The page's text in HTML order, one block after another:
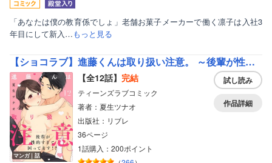
「あなたは僕の教育係でしょ」老舗お菓子メーカーで働く凛子は入社3
年目にして新入…もっと見る
【ショコラブ】進藤くんは取り扱い注意。 ～後輩が性的すぎて困ってます！？～
マンガ｜話
【全12話】 完結
ティーンズラブコミック
著者：夏生ツナオ
出版社：リブレ
36ページ
1話購入：200ポイント
試し読み
作品詳細